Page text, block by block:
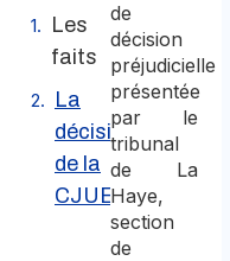
Les
faits
La
décision
de la
CJUE
de
décision
préjudicielle
présentée
par le
tribunal
de La
Haye,
section
de